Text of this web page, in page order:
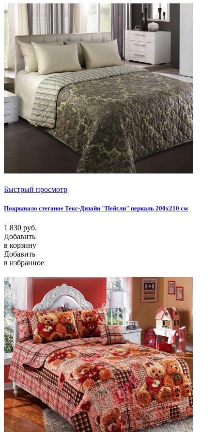
Быстрый просмотр
Покрывало стеганое Текс-Дизайн "Пейсли" перкаль 200х210 см
1 830 руб.
Добавить
в корзину
Добавить
в избранное